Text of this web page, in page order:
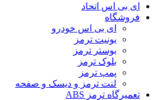
ای بی اس اتحاد
فروشگاه
ای بی اس خودرو
یونیت ترمز
بوستر ترمز
بلوک ترمز
پمپ ترمز
لنت ترمز و دیسک و صفحه
تعمیرگاه ترمز ABS